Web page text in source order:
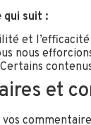
qui suit :
et
nous
et